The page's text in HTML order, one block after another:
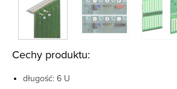
Cechy produktu:
długość: 6 U